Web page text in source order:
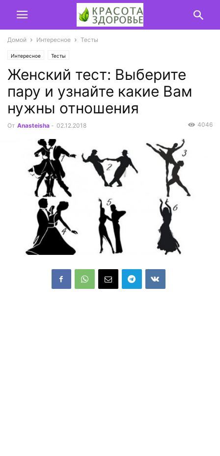
Домой Интересное Тесты
Интересное Тесты
Женский тест: Выберите
пару и узнайте какие Вам
нужны отношения
От Anasteisha - 02.12.2018 4046